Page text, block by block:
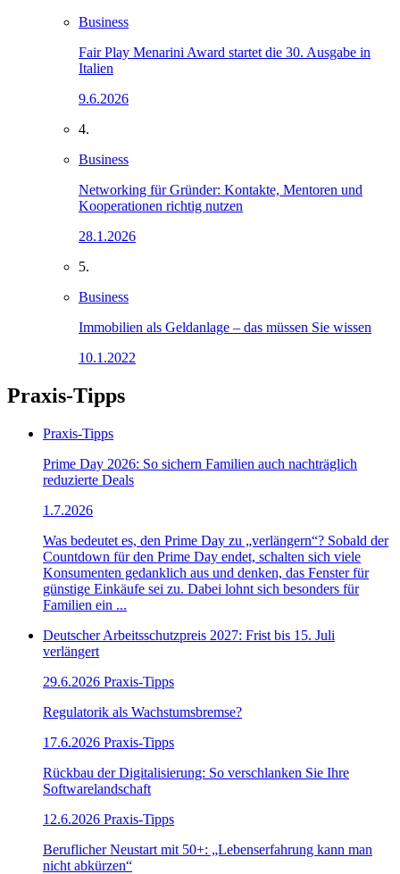
Business
Fair Play Menarini Award startet die 30. Ausgabe in
Italien
9.6.2026
4.
Business
Networking für Gründer: Kontakte, Mentoren und
Kooperationen richtig nutzen
28.1.2026
5.
Business
Immobilien als Geldanlage – das müssen Sie wissen
10.1.2022
Praxis-Tipps
Praxis-Tipps
Prime Day 2026: So sichern Familien auch nachträglich
reduzierte Deals
1.7.2026
Was bedeutet es, den Prime Day zu „verlängern“? Sobald der
Countdown für den Prime Day endet, schalten sich viele
Konsumenten gedanklich aus und denken, das Fenster für
günstige Einkäufe sei zu. Dabei lohnt sich besonders für
Familien ein ...
Deutscher Arbeitsschutzpreis 2027: Frist bis 15. Juli
verlängert
29.6.2026 Praxis-Tipps
Regulatorik als Wachstumsbremse?
17.6.2026 Praxis-Tipps
Rückbau der Digitalisierung: So verschlanken Sie Ihre
Softwarelandschaft
12.6.2026 Praxis-Tipps
Beruflicher Neustart mit 50+: „Lebenserfahrung kann man
nicht abkürzen“